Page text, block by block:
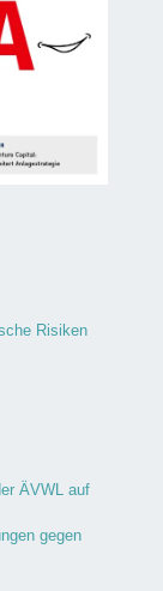
Risiken
ÄVWL auf
gegen